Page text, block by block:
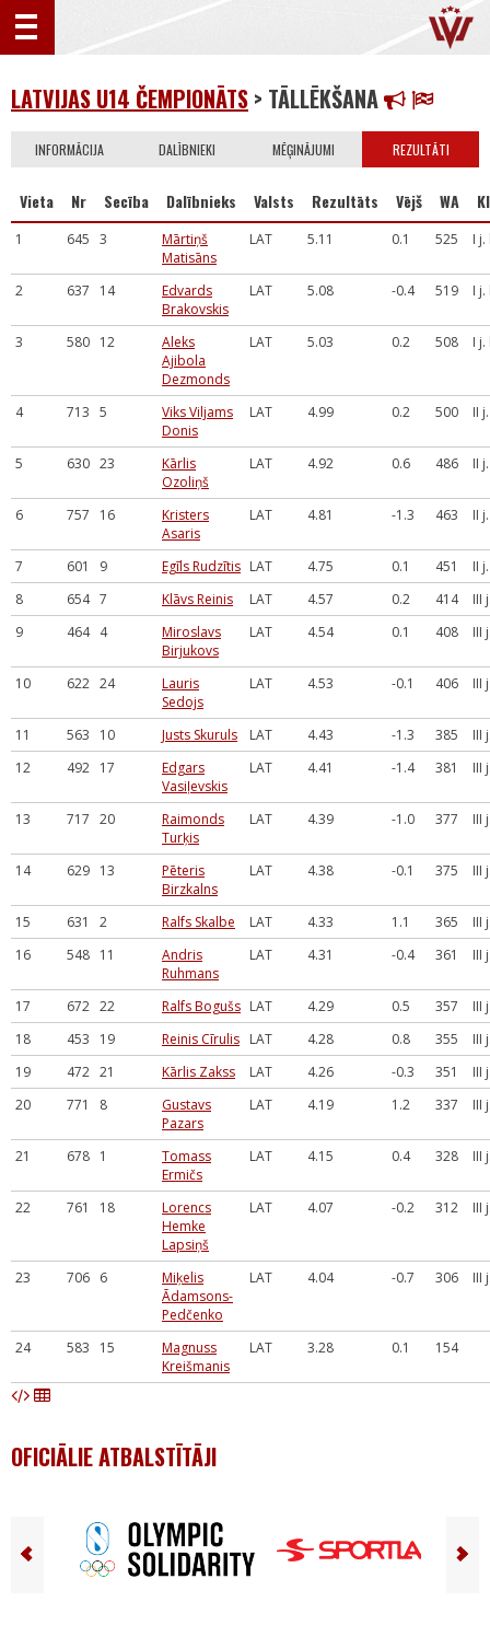
LATVIJAS U14 ČEMPIONĀTS > TĀLLĒKŠANA
INFORMĀCIJA DALĪBNIEKI MĒĢINĀJUMI REZULTĀTI
Vieta Nr Secība Dalībnieks Valsts Rezultāts Vējš WA
1 645 3
Mārtiņš
Matisāns
LAT 5.11 0.1 525 I
2 637 14
Edvards
Brakovskis
LAT 5.08 -0.4 519 I
3 580 12
Aleks
Ajibola
Dezmonds
LAT 5.03 0.2 508 I
4 713 5
Viks Viljams
Donis
LAT 4.99 0.2 500 II
5 630 23
Kārlis
Ozoliņš
LAT 4.92 0.6 486 II
6 757 16
Kristers
Asaris
LAT 4.81 -1.3 463 II
7 601 9 Egīls Rudzītis LAT 4.75 0.1 451
II
8
654 7 Klāvs Reinis LAT 4.57 0.2 414
III
9
464 4
Miroslavs
Birjukovs
LAT 4.54 0.1 408 III
10 622 24
Lauris
Sedojs
LAT 4.53 -0.1 406 III
11 563 10 Justs Skuruls LAT 4.43 -1.3 385
III
12
492 17
Edgars
Vasiļevskis
LAT 4.41 -1.4 381 III
13 717 20
Raimonds
Turķis
LAT 4.39 -1.0 377 III
14 629 13
Pēteris
Birzkalns
LAT 4.38 -0.1 375 III
15 631 2 Ralfs Skalbe LAT 4.33 1.1 365
III
16
548 11
Andris
Ruhmans
LAT 4.31 -0.4 361 III
17 672 22 Ralfs Bogušs LAT 4.29 0.5 357
III
18
453 19 Reinis Cīrulis LAT 4.28 0.8 355
III
19
472 21 Kārlis Zakss LAT 4.26 -0.3 351
III
20
771 8
Gustavs
Pazars
LAT 4.19 1.2 337 III
21 678 1
Tomass
Ermičs
LAT 4.15 0.4 328 III
22 761 18
Lorencs
Hemke
Lapsiņš
LAT 4.07 -0.2 312 III
23 706 6
Miķelis
Ādamsons-
Pedčenko
LAT 4.04 -0.7 306 III
24 583 15
Magnuss
Kreišmanis
LAT 3.28 0.1 154
OFICIĀLIE ATBALSTĪTĀJI